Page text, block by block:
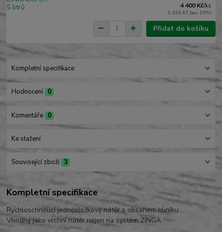
4 400 Kč/ks
3 636 Kč bez DPH
Přidat do košíku
Kompletní specifikace
Hodnocení 0
Komentáře 0
Ke stažení
Související zboží 3
Kompletní specifikace
Rychloschnoucí jednosložkový nátěr s obsahem hliníku.
Vhodný jako vrchní nátěr nejen na systém ZINGA